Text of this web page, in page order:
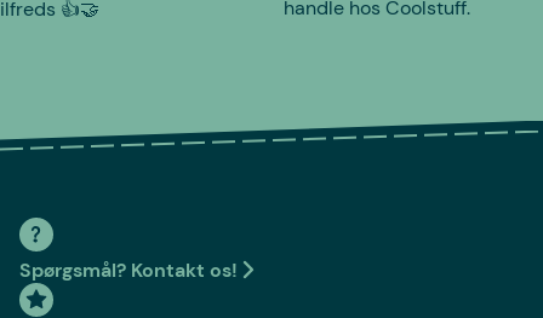
👍🤝
handle hos Coolstuff.
Spørgsmål? Kontakt os!